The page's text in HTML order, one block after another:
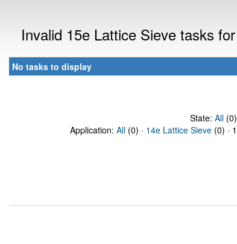
Invalid 15e Lattice Sieve tasks
No tasks to display
State: All(0)
Application: All (0) · 14e Lattice Sieve (0) ·